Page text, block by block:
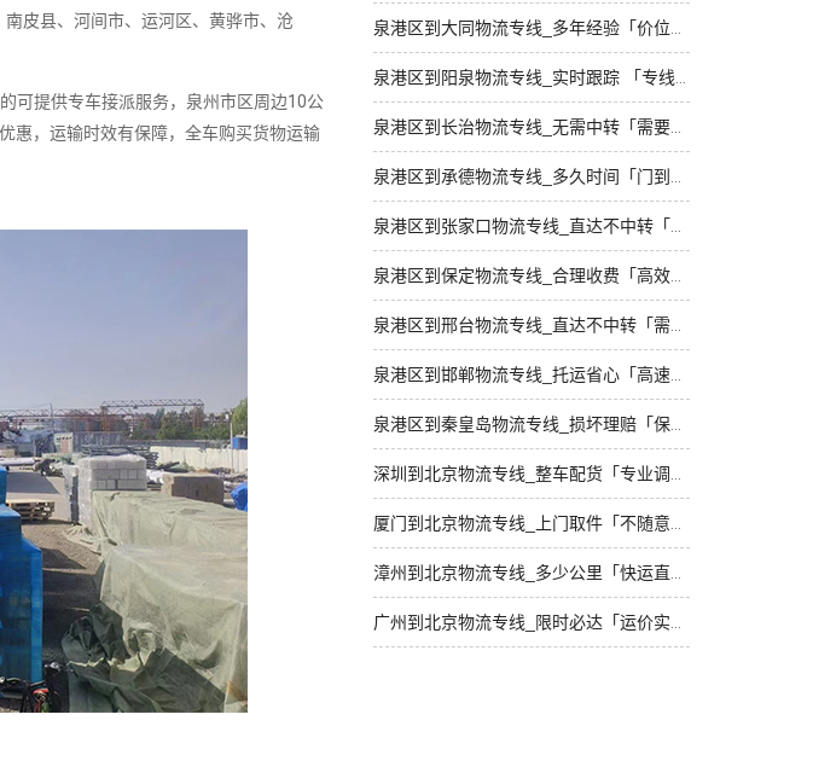
皮县、河间市、运河区、黄骅市、沧
可提供专车接派服务，泉州市区周边10公
惠，运输时效有保障，全车购买货物运输
泉港区到大同物流专线_多年经验「价位合理」
泉港区到阳泉物流专线_实时跟踪 「专线查询」
泉港区到长治物流专线_无需中转「需要几天」
泉港区到承德物流专线_多久时间「门到门配送」
泉港区到张家口物流专线_直达不中转「不随意加价」
泉港区到保定物流专线_合理收费「高效快运」
泉港区到邢台物流专线_直达不中转「需要几天」
泉港区到邯郸物流专线_托运省心「高速快运」
泉港区到秦皇岛物流专线_损坏理赔「保证时效」
深圳到北京物流专线_整车配货「专业调车」
厦门到北京物流专线_上门取件「不随意加价」
漳州到北京物流专线_多少公里「快运直达」
广州到北京物流专线_限时必达「运价实惠」